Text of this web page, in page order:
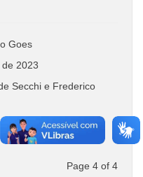
Goes
2023
Secchi e Frederico
Page 4 of 4